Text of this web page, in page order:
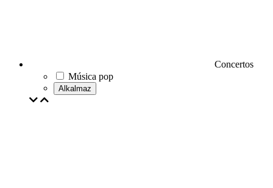
Concertos
Música pop
Alkalmaz